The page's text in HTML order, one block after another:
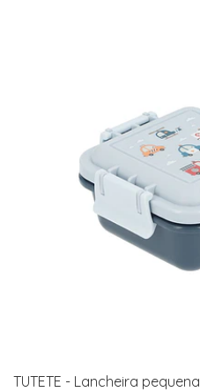
TUTETE - Lancheira pequena